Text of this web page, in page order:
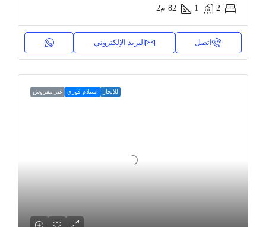
2
1
82 م2
اتصل البريد الإلكتروني
للإيجار استلام فوري غير مفروش